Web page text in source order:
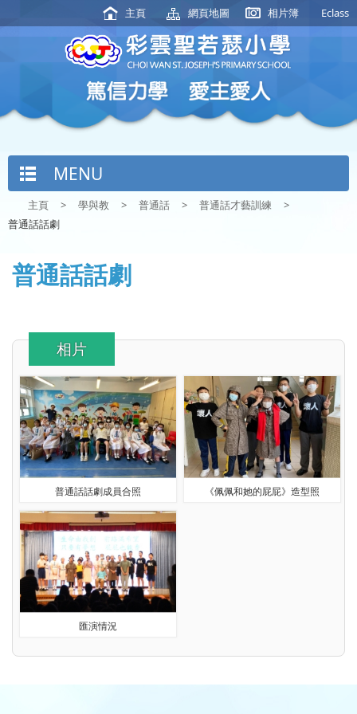
主頁 網頁地圖 相片簿 Eclass
MENU
主頁 > 學與教 > 普通話 > 普通話才藝訓練
>
普通話話劇
普通話話劇
相片
普通話話劇成員合照 《佩佩和她的屁屁》造型照
匯演情況